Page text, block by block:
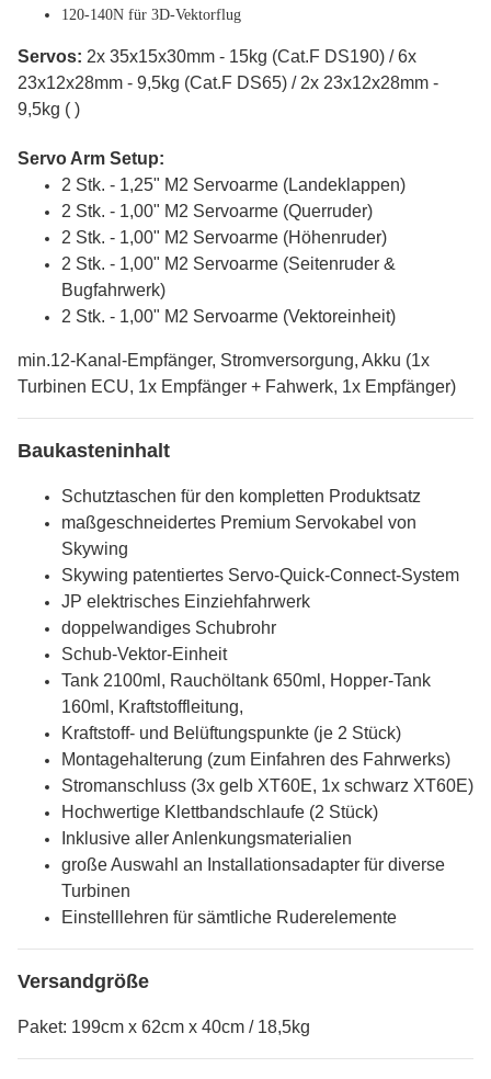
120-140N für 3D-Vektorflug
Servos: 2x 35x15x30mm - 15kg (Cat.F DS190) / 6x
23x12x28mm - 9,5kg (Cat.F DS65) / 2x 23x12x28mm -
9,5kg ( )
Servo Arm Setup:
2 Stk. - 1,25" M2 Servoarme (Landeklappen)
2 Stk. - 1,00" M2 Servoarme (Querruder)
2 Stk. - 1,00" M2 Servoarme (Höhenruder)
2 Stk. - 1,00" M2 Servoarme (Seitenruder &
Bugfahrwerk)
2 Stk. - 1,00" M2 Servoarme (Vektoreinheit)
min.12-Kanal-Empfänger, Stromversorgung, Akku (1x
Turbinen ECU, 1x Empfänger + Fahwerk, 1x Empfänger)
Baukasteninhalt
Schutztaschen für den kompletten Produktsatz
maßgeschneidertes Premium Servokabel von
Skywing
Skywing patentiertes Servo-Quick-Connect-System
JP elektrisches Einziehfahrwerk
doppelwandiges Schubrohr
Schub-Vektor-Einheit
Tank 2100ml, Rauchöltank 650ml, Hopper-Tank
160ml, Kraftstoffleitung,
Kraftstoff- und Belüftungspunkte (je 2 Stück)
Montagehalterung (zum Einfahren des Fahrwerks)
Stromanschluss (3x gelb XT60E, 1x schwarz XT60E)
Hochwertige Klettbandschlaufe (2 Stück)
Inklusive aller Anlenkungsmaterialien
große Auswahl an Installationsadapter für diverse
Turbinen
Einstelllehren für sämtliche Ruderelemente
Versandgröße
Paket: 199cm x 62cm x 40cm / 18,5kg